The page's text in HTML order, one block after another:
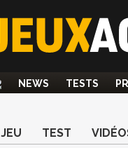
NEWS TESTS
JEU TEST